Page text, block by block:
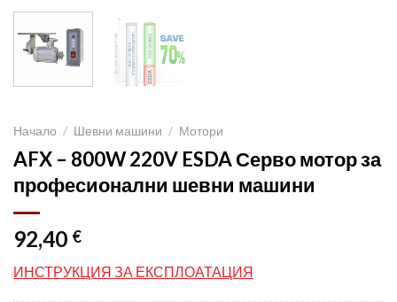
Начало / Шевни машини / Мотори
AFX – 800W 220V ESDA Серво мотор за
професионални шевни машини
92,40 €
ИНСТРУКЦИЯ ЗА ЕКСПЛОАТАЦИЯ